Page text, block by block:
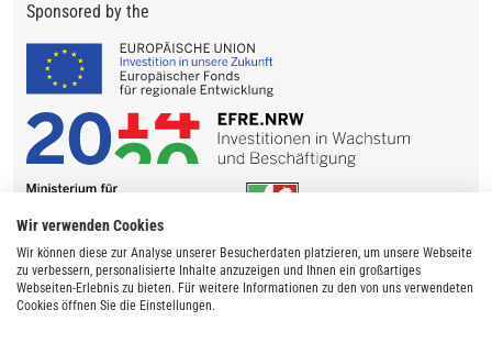
Sponsored by the
Wir verwenden Cookies
Wir können diese zur Analyse unserer Besucherdaten platzieren, um unsere Webseite
zu verbessern, personalisierte Inhalte anzuzeigen und Ihnen ein großartiges
Webseiten-Erlebnis zu bieten. Für weitere Informationen zu den von uns verwendeten
Cookies öffnen Sie die Einstellungen.